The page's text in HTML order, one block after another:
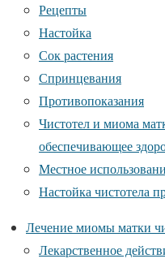
Рецепты
Настойка
Сок растения
Спринцевания
Противопоказания
Чистотел и миома
обеспечивающее
Местное
Настойка чистотела
Лечение миомы матки
Лекарственное